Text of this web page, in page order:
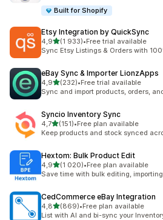
Built for Shopify
Etsy Integration by QuickSync
4,9av 5 stjerner
(1 933)
Totalt 1933 omtaler
•Free trial available
Sync Etsy Listings & Orders with
eBay Sync & Importer LionzApps
4,9av 5 stjerner
(232)
Totalt 232 omtaler
•Free trial available
Sync and import products, orders,
Syncio Inventory Sync
4,7av 5 stjerner
(151)
Totalt 151 omtaler
•Free plan available
Keep products and stock synced
Hextom: Bulk Product Edit
4,9av 5 stjerner
(1 020)
Totalt 1020 omtaler
•Free plan available
Save time with bulk editing,
CedCommerce eBay Integration
4,8av 5 stjerner
(869)
Totalt 869 omtaler
•Free plan available
List with AI and bi-sync your